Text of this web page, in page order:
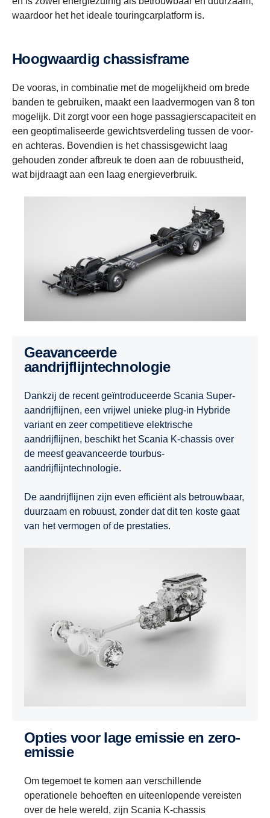
waardoor het het ideale touringcarplatform is.
Hoogwaardig chassisframe
De vooras, in combinatie met de mogelijkheid om brede
banden te gebruiken, maakt een laadvermogen van 8 ton
mogelijk. Dit zorgt voor een hoge passagierscapaciteit en
een geoptimaliseerde gewichtsverdeling tussen de voor-
en achteras. Bovendien is het chassisgewicht laag
gehouden zonder afbreuk te doen aan de robuustheid,
wat bijdraagt aan een laag energieverbruik.
Geavanceerde
aandrijflijntechnologie
Dankzij de recent geïntroduceerde Scania Super-
aandrijflijnen, een vrijwel unieke plug-in Hybride
variant en zeer competitieve elektrische
aandrijflijnen, beschikt het Scania K-chassis over
de meest geavanceerde tourbus-
aandrijflijntechnologie.
De aandrijflijnen zijn even efficiënt als betrouwbaar,
duurzaam en robuust, zonder dat dit ten koste gaat
van het vermogen of de prestaties.
Opties voor lage emissie en zero-
emissie
Om tegemoet te komen aan verschillende
operationele behoeften en uiteenlopende vereisten
over de hele wereld, zijn Scania K-chassis